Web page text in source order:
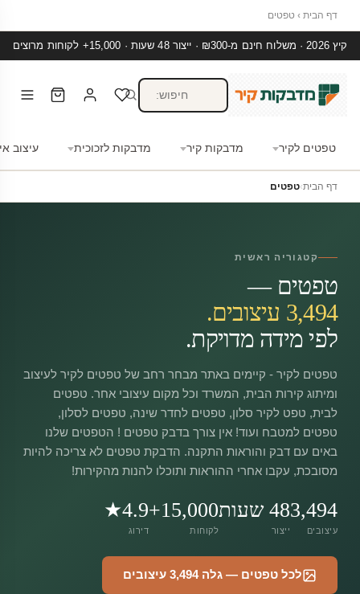
דף הבית › טפטים
קיץ 2026 · משלוח חינם מ-₪300 · ייצור 48 שעות · 15,000+ לקוחות מרוצים
טפטים לקיר מדבקות קיר מדבקות לזכוכית עיצוב
דף הבית›טפטים
קטגוריה ראשית
טפטים —
3,494 עיצובים.
לפי מידה מדויקת.
טפטים לקיר - קיימים באתר מבחר רחב של טפטים לקיר לעיצוב
ומיתוג קירות הבית, המשרד וכל מקום עיצובי אחר. טפטים
לבית, טפט לקיר סלון, טפטים לחדר שינה, טפטים לסלון,
טפטים למטבח ועוד! אין צורך בדבק טפטים ! הטפטים שלנו
באים עם דבק והוראות התקנה. הדבקת טפטים לא צריכה להיות
מסובכת, עקבו אחרי ההוראות ותוכלו להנות מהקירות!
3,494
עיצובים
48 שעות
ייצור
15,000+
לקוחות
4.9★
דירוג
לכל טפטים — גלה 3,494 עיצובים